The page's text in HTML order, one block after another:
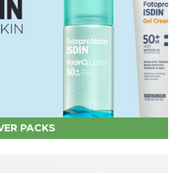
PACKS